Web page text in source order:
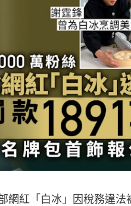
網紅「白冰」因稅務違法